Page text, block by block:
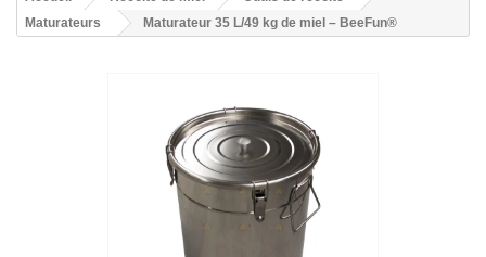
Maturateurs
Maturateur 35 L/49 kg de miel – BeeFun®